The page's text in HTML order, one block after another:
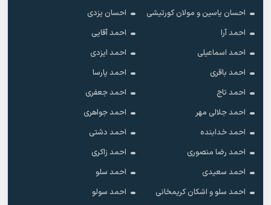
احسان یاسین و مولان کورتیشی
احسان یزدی
احمد آرا
احمد آقایی
احمد اسماعیلی
احمد ایزدی
احمد باقری
احمد پارسا
احمد تاج
احمد جعفری
احمد جلالی مهر
احمد جواهری
احمد خدابنده
احمد دشتی
احمد رضا منصوری
احمد زاکری
احمد سعیدی
احمد سلو
احمد سلو و اشکان کریمخانی
احمد سولو